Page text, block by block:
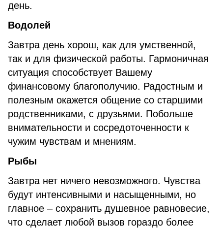
день.
Водолей
Завтра день хорош, как для умственной,
так и для физической работы. Гармоничная
ситуация способствует Вашему
финансовому благополучию. Радостным и
полезным окажется общение со старшими
родственниками, с друзьями. Побольше
внимательности и сосредоточенности к
чужим чувствам и мнениям.
Рыбы
Завтра нет ничего невозможного. Чувства
будут интенсивными и насыщенными, но
главное – сохранить душевное равновесие,
что сделает любой вызов гораздо более